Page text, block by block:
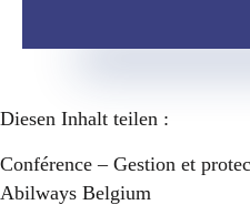
Diesen Inhalt teilen :
Conférence – Gestion et
Abilways Belgium